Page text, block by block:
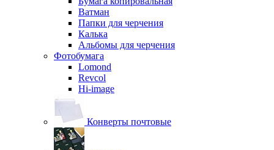
Ватман
Папки для черчения
Калька
Альбомы для черчения
Фотобумага
Lomond
Revcol
Hi-image
Конверты почтовые